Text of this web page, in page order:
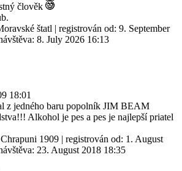
člověk
štatl | registrován od: 9. September
8. July 2026 16:13
18:01
z jedného baru popolník JIM BEAM
Alkohol je pes a pes je najlepší priatel
Chrapuni 1909 | registrován od: 1. August
23. August 2018 18:35